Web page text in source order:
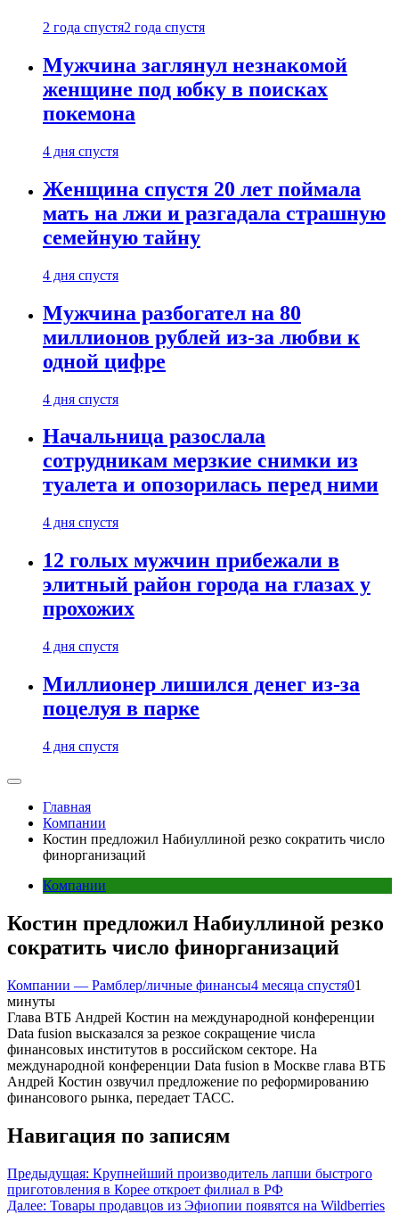
2 года спустя2 года спустя
Мужчина заглянул незнакомой
женщине под юбку в поисках
покемона
4 дня спустя
Женщина спустя 20 лет поймала
мать на лжи и разгадала страшную
семейную тайну
4 дня спустя
Мужчина разбогател на 80
миллионов рублей из-за любви к
одной цифре
4 дня спустя
Начальница разослала
сотрудникам мерзкие снимки из
туалета и опозорилась перед ними
4 дня спустя
12 голых мужчин прибежали в
элитный район города на глазах у
прохожих
4 дня спустя
Миллионер лишился денег из-за
поцелуя в парке
4 дня спустя
Главная
Компании
Костин предложил Набиуллиной резко сократить число
финорганизаций
Компании
Костин предложил Набиуллиной резко
сократить число финорганизаций
Компании — Рамблер/личные финансы4 месяца спустя01
минуты
Глава ВТБ Андрей Костин на международной конференции
Data fusion высказался за резкое сокращение числа
финансовых институтов в российском секторе. На
международной конференции Data fusion в Москве глава ВТБ
Андрей Костин озвучил предложение по реформированию
финансового рынка, передает ТАСС.
Навигация по записям
Предыдущая: Крупнейший производитель лапши быстрого
приготовления в Корее откроет филиал в РФ
Далее: Товары продавцов из Эфиопии появятся на Wildberries